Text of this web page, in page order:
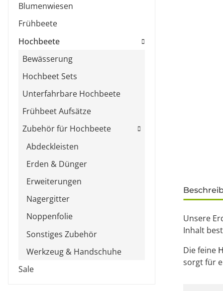
weitere
Unsere
Inhalt
Die feine
sorgt für
Blumenwiesen
Frühbeete
Hochbeete
Bewässerung
Hochbeet Sets
Unterfahrbare Hochbeete
Frühbeet Aufsätze
Zubehör für Hochbeete
Abdeckleisten
Erden & Dünger
Erweiterungen
Nagergitter
Noppenfolie
Sonstiges Zubehör
Werkzeug & Handschuhe
Sale